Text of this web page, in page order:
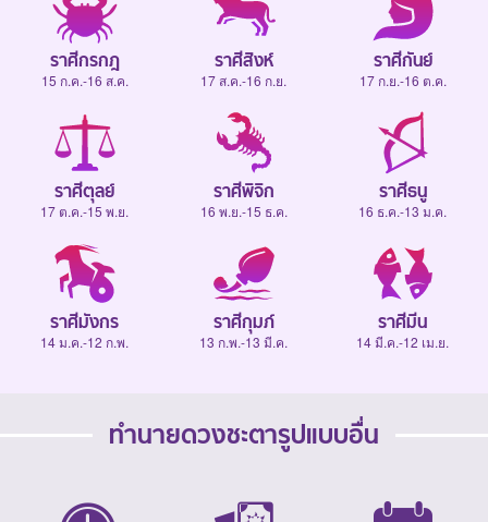
ราศีกรกฎ
15 ก.ค.-16 ส.ค.
ราศีสิงห์
17 ส.ค.-16 ก.ย.
ราศีกันย์
17 ก.ย.-16 ต.ค.
ราศีตุลย์
17 ต.ค.-15 พ.ย.
ราศีพิจิก
16 พ.ย.-15 ธ.ค.
ราศีธนู
16 ธ.ค.-13 ม.ค.
ราศีมังกร
14 ม.ค.-12 ก.พ.
ราศีกุมภ์
13 ก.พ.-13 มี.ค.
ราศีมีน
14 มี.ค.-12 เม.ย.
ทำนายดวงชะตารูปแบบอื่น